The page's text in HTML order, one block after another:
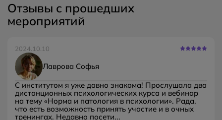
Отзывы с прошедших
мероприятий
2024.10.10
Лаврова Софья
С институтом я уже давно знакома! Прослушала два
дистанционных психологических курса и вебинар
на тему «Норма и патология в психологии». Рада,
что есть возможность принять участие и в очных
тренингах. Недавно посети...